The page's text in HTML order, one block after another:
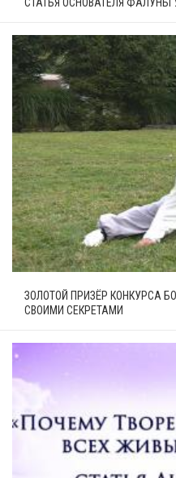
СТАТЬЯ ОСНОВАТЕЛЯ
ЗОЛОТОЙ ПРИЗЁР КОНКУРСА
СВОИМИ СЕКРЕТАМИ